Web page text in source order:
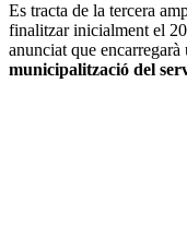
Es tracta de la tercera
finalitzar inicialment el
anunciat que
municipalització del